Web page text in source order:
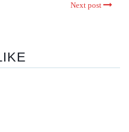
Next post